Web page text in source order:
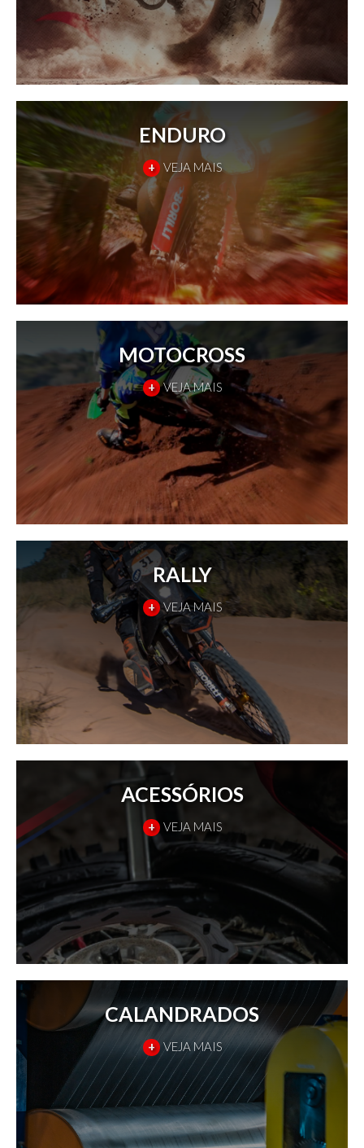
ENDURO
+ VEJA MAIS
MOTOCROSS
+ VEJA MAIS
RALLY
+ VEJA MAIS
ACESSÓRIOS
+ VEJA MAIS
CALANDRADOS
+ VEJA MAIS